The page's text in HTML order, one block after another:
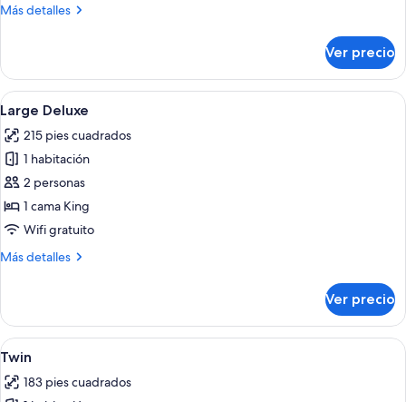
Más detalles
Más
Ver precio
Abrir
todas
las
fotos
de
Large
Deluxe
Habitación de hotel con una cama
11
Large Deluxe
215 pies cuadrados
1 habitación
2 personas
1 cama King
Wifi gratuito
Más detalles
Más
Deluxe
Ver precio
Abrir
todas
las
Habitación de hotel con dos camas,
8
Twin
183 pies cuadrados